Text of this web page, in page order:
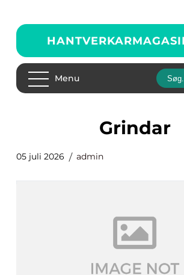
Menu
grindar
05 juli 2026 admin